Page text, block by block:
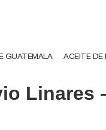
GUATEMALA ACEITE
Linares